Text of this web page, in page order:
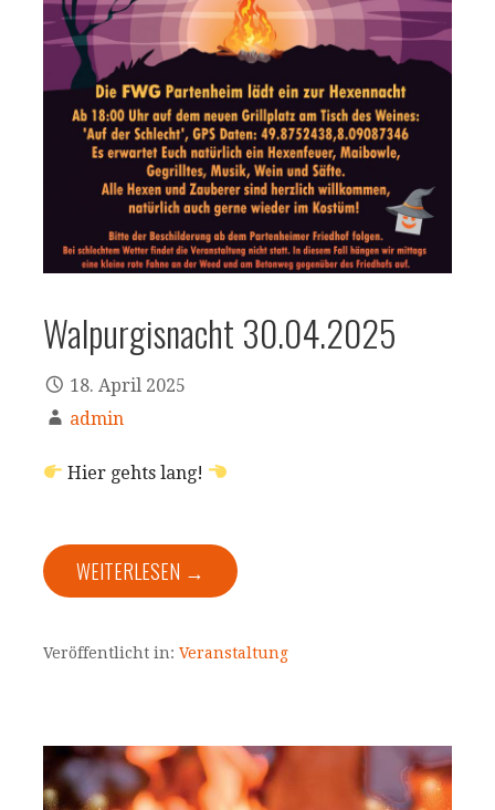
Walpurgisnacht 30.04.2025
18. April 2025
admin
Hier gehts lang!
WEITERLESEN →
Veröffentlicht in: Veranstaltung